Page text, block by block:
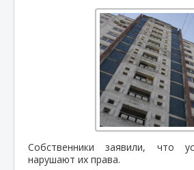
Собственники заявили, что
нарушают их права.